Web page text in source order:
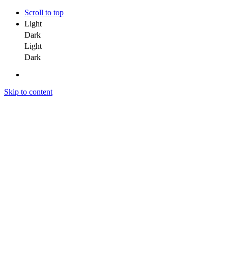
Scroll to top
Light
Dark
Light
Dark
Skip to content